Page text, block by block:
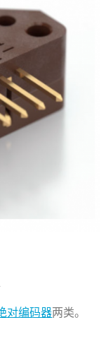
对编码器两类。